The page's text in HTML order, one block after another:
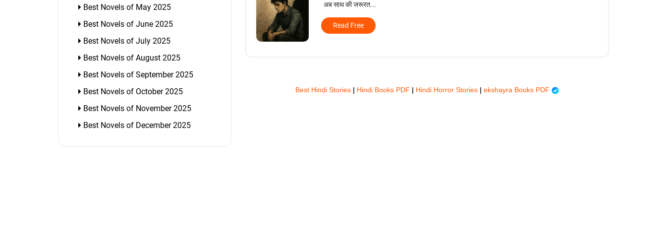
Best Novels of May 2025
Best Novels of June 2025
Best Novels of July 2025
Best Novels of August 2025
Best Novels of September 2025
Best Novels of October 2025
Best Novels of November 2025
Best Novels of December 2025
अब साथ की जरूरत...
Read Free
Best Hindi Stories | Hindi Books PDF | Hindi Horror Stories | ekshayra Books PDF